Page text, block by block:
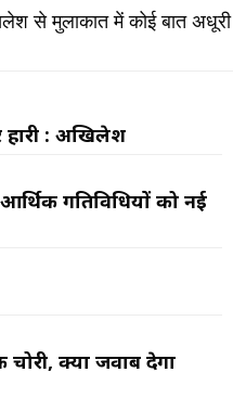
से मुलाकात में कोई बात अधूरी
हारी : अखिलेश
गतिविधियों को नई
चोरी, क्या जवाब देगा